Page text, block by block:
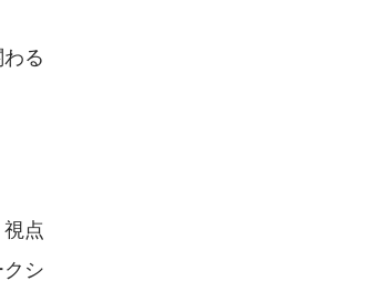
る
点
シ